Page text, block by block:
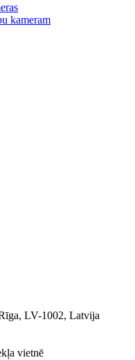
kameram
LV-1002, Latvija
vietnē